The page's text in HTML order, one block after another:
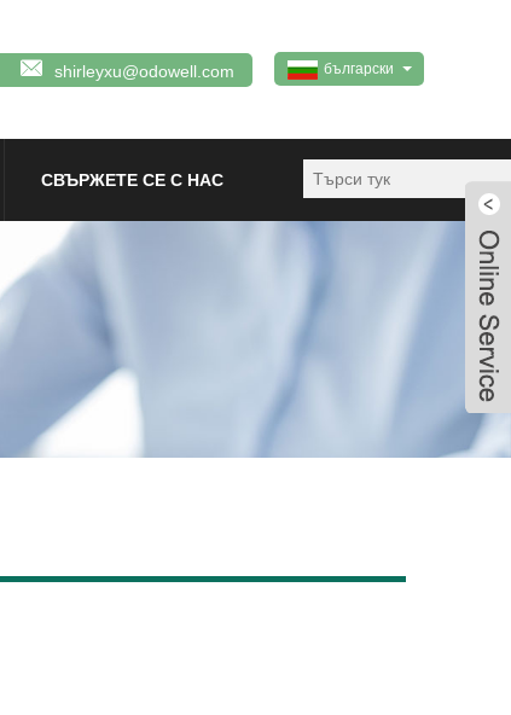
български
shirleyxu@odowell.com
СВЪРЖЕТЕ СЕ С НАС